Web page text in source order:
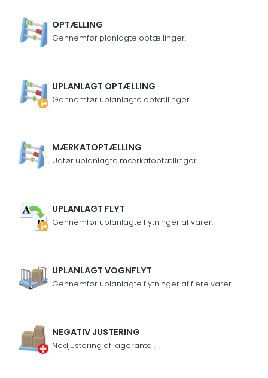
OPTÆLLING
Gennemfør planlagte optællinger.
UPLANLAGT OPTÆLLING
Gennemfør uplanlagte optællinger.
MÆRKATOPTÆLLING
Udfør uplanlagte mærkatoptællinger.
UPLANLAGT FLYT
Gennemfør uplanlagte flytninger af varer.
UPLANLAGT VOGNFLYT
Gennemfør uplanlagte flytninger af flere varer.
NEGATIV JUSTERING
Nedjustering af lagerantal.